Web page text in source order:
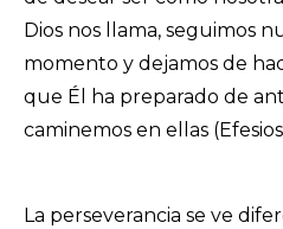
Dios nos llama, seguimos
momento y dejamos de
que Él ha preparado de
caminemos en ellas (Efesios
La perseverancia se ve